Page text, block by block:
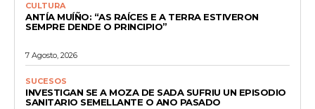
CULTURA
ANTÍA MUÍÑO: “AS RAÍCES E A TERRA ESTIVERON
SEMPRE DENDE O PRINCIPIO”
7 Agosto, 2026
SUCESOS
INVESTIGAN SE A MOZA DE SADA SUFRIU UN EPISODIO
SANITARIO SEMELLANTE O ANO PASADO